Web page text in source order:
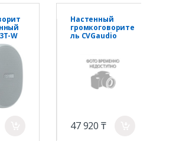
W
Настенный
громкоговорите
ль CVGaudio
47 920 ₸